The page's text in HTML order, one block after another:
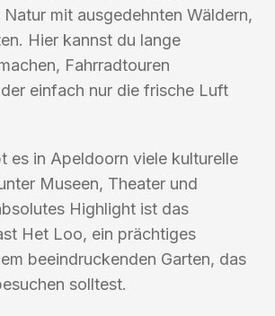
mit ausgedehnten Wäldern,
Hier kannst du lange
Fahrradtouren
einfach nur die frische Luft
es in Apeldoorn viele kulturelle
Museen, Theater und
Highlight ist das
Het Loo, ein prächtiges
beeindruckenden Garten, das
solltest.